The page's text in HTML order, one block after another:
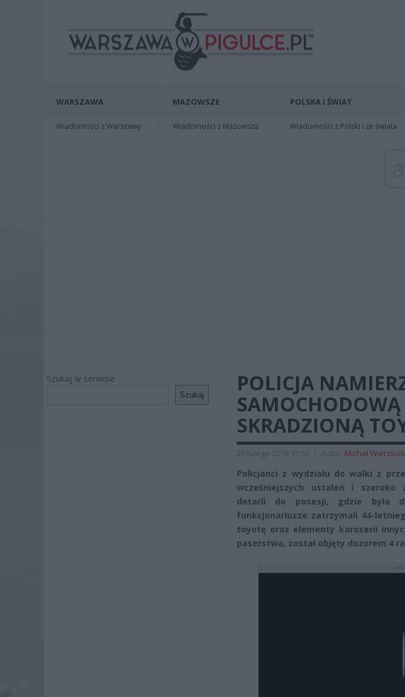
WARSZAWA
Wiadomości z Warszawy
MAZOWSZE
Wiadomości z Mazowsza
POLSKA I ŚWIAT
Wiadomości z Polski i ze świata
Szukaj w serwisie
Szukaj
POLICJA
SKRADZIONĄ
20 lutego 2018 15:50 | Autor: Michał
Policjanci z wydziału do walki z
wcześniejszych ustaleń i szeroko
dotarli do posesji, gdzie była
funkcjonariusze zatrzymali 44-
toyotę oraz elementy karoserii
paserstwa, został objęty dozorem 4